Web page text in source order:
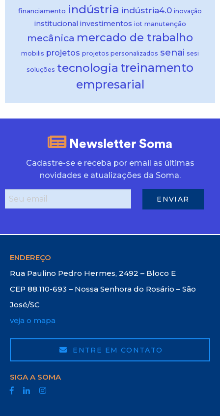
financiamento indústria indústria4.0 inovação
institucional investimentos iot manutenção
mecânica mercado de trabalho
mobilis projetos projetos personalizados senai sesi
soluções tecnologia treinamento
empresarial
Newsletter Soma
Cadastre-se e receba por email as últimas
novidades e atualizações da Soma.
ENDEREÇO
Rua Paulino Pedro Hermes, 2492 – Bloco E
CEP 88.110-693 – Nossa Senhora do Rosário – São
José/SC
veja o mapa
ENTRE EM CONTATO
SIGA A SOMA